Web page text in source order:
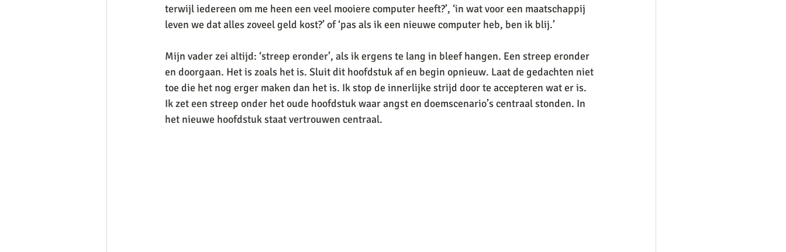
terwijl iedereen om me heen een veel mooiere computer heeft?’, ‘in wat voor een maatschappij
leven we dat alles zoveel geld kost?’ of ‘pas als ik een nieuwe computer heb, ben ik blij.’
Mijn vader zei altijd: ‘streep eronder’, als ik ergens te lang in bleef hangen. Een streep eronder
en doorgaan. Het is zoals het is. Sluit dit hoofdstuk af en begin opnieuw. Laat de gedachten niet
toe die het nog erger maken dan het is. Ik stop de innerlijke strijd door te accepteren wat er is.
Ik zet een streep onder het oude hoofdstuk waar angst en doemscenario’s centraal stonden. In
het nieuwe hoofdstuk staat vertrouwen centraal.